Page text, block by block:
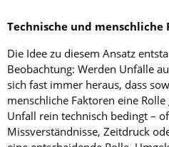
Technische und
Die Idee zu diesem Ansatz
Beobachtung: Werden Unfälle
sich fast immer heraus, dass
menschliche Faktoren eine
Unfall rein technisch bedingt –
Missverständnisse, Zeitdruck